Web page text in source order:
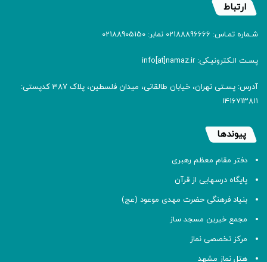
ارتباط
شـماره تمـاس: 02188896666 نمابر: 02188905150
پسـت الـکترونیـکی: info[at]namaz.ir
آدرس: پسـتی تهران، خیابان طالقانی، میدان فلسطین، پلاک 387 کدپستی:
۱۴۱۶۷۱۳۸۱۱
پیوندها
دفتر مقام معظم رهبری
پایگاه درسهایی از قرآن
بنیاد فرهنگی حضرت مهدی موعود (عج)
مجمع خیرین مسجد ساز
مرکز تخصصی نماز
هتل نماز مشهد